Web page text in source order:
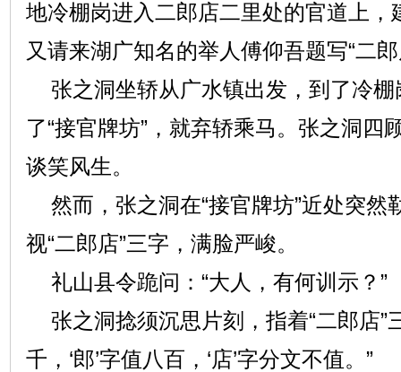
地冷棚岗进入二郎店二里处的官道上，
又请来湖广知名的举人傅仰吾题写“二郎
张之洞坐轿从广水镇出发，到了冷棚
了“接官牌坊”，就弃轿乘马。张之洞四
谈笑风生。
然而，张之洞在“接官牌坊”近处突然
视“二郎店”三字，满脸严峻。
礼山县令跪问：“大人，有何训示？”
张之洞捻须沉思片刻，指着“二郎店”
千，‘郎’字值八百，‘店’字分文不值。”